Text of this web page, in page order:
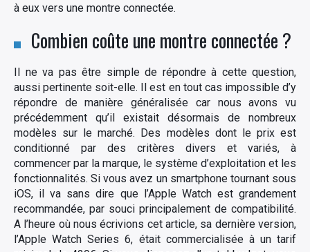
à eux vers une montre connectée.
Combien coûte une montre connectée ?
Il ne va pas être simple de répondre à cette question,
aussi pertinente soit-elle. Il est en tout cas impossible d’y
répondre de manière généralisée car nous avons vu
précédemment qu’il existait désormais de nombreux
modèles sur le marché. Des modèles dont le prix est
conditionné par des critères divers et variés, à
commencer par la marque, le système d’exploitation et les
fonctionnalités. Si vous avez un smartphone tournant sous
iOS, il va sans dire que l’Apple Watch est grandement
recommandée, par souci principalement de compatibilité.
A l’heure où nous écrivions cet article, sa dernière version,
l’Apple Watch Series 6, était commercialisée à un tarif